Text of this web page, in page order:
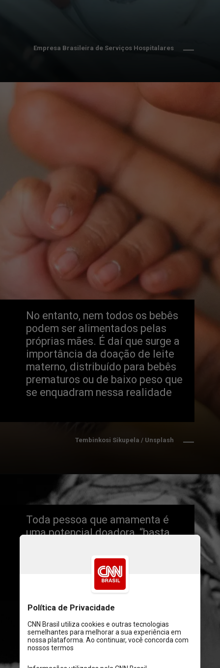
Empresa Brasileira de Serviços Hospitalares
No entanto, nem todos os bebês
podem ser alimentados pelas
próprias mães. É daí que surge a
importância da doação de leite
materno, distribuído para bebês
prematuros ou de baixo peso que
se enquadram nessa realidade
Tembinkosi Sikupela / Unsplash
Toda pessoa que amamenta é
uma potencial doadora, “basta
medicamentos que interfiram na
amamentação”, segundo o
Ministério da Saúde